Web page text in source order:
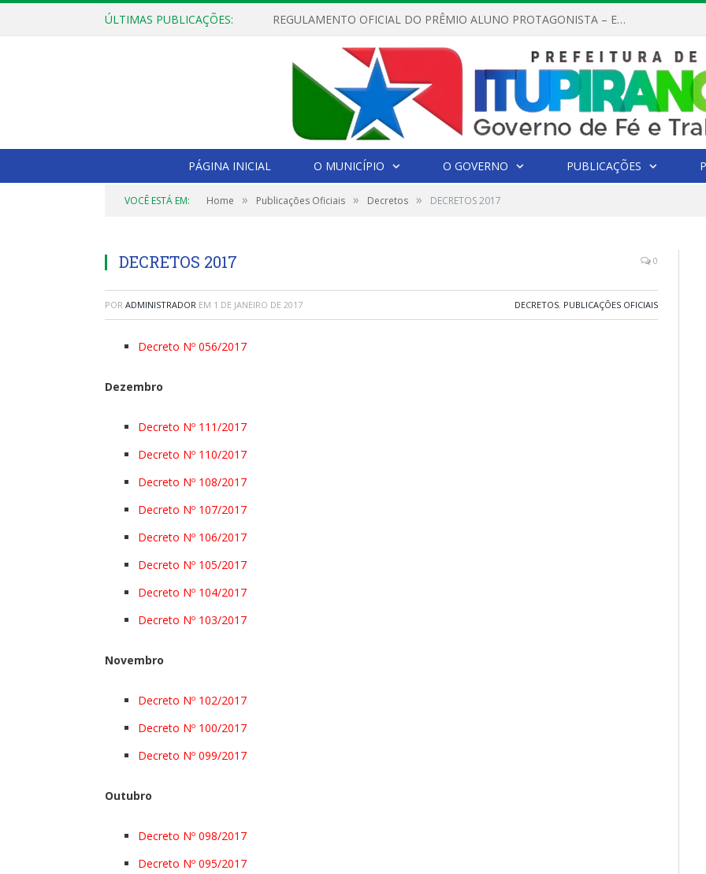
ÚLTIMAS PUBLICAÇÕES: REGULAMENTO OFICIAL DO PRÊMIO ALUNO PROTAGONISTA – EDIÇÃO 2026
PÁGINA INICIAL O MUNICÍPIO O GOVERNO PUBLICAÇÕES
VOCÊ ESTÁ EM: Home » Publicações Oficiais » Decretos » DECRETOS 2017
DECRETOS 2017 0
POR ADMINISTRADOR EM 1 DE JANEIRO DE 2017 DECRETOS, PUBLICAÇÕES OFICIAIS
Decreto Nº 056/2017
Dezembro
Decreto Nº 111/2017
Decreto Nº 110/2017
Decreto Nº 108/2017
Decreto Nº 107/2017
Decreto Nº 106/2017
Decreto Nº 105/2017
Decreto Nº 104/2017
Decreto Nº 103/2017
Novembro
Decreto Nº 102/2017
Decreto Nº 100/2017
Decreto Nº 099/2017
Outubro
Decreto Nº 098/2017
Decreto Nº 095/2017